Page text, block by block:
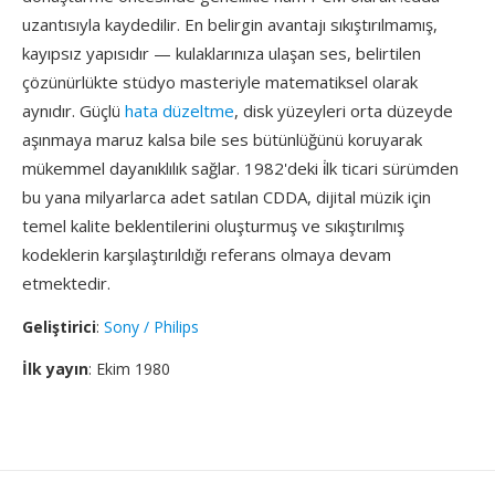
uzantısıyla kaydedilir. En belirgin avantajı sıkıştırılmamış,
kayıpsız yapısıdır — kulaklarınıza ulaşan ses, belirtilen
çözünürlükte stüdyo masteriyle matematiksel olarak
aynıdır. Güçlü hata düzeltme, disk yüzeyleri orta düzeyde
aşınmaya maruz kalsa bile ses bütünlüğünü koruyarak
mükemmel dayanıklılık sağlar. 1982'deki i̇lk ticari sürümden
bu yana milyarlarca adet satılan CDDA, dijital müzik için
temel kalite beklentilerini oluşturmuş ve sıkıştırılmış
kodeklerin karşılaştırıldığı referans olmaya devam
etmektedir.
Geliştirici: Sony / Philips
İlk yayın: Ekim 1980